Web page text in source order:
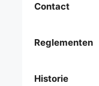
Contact
Reglementen
Historie